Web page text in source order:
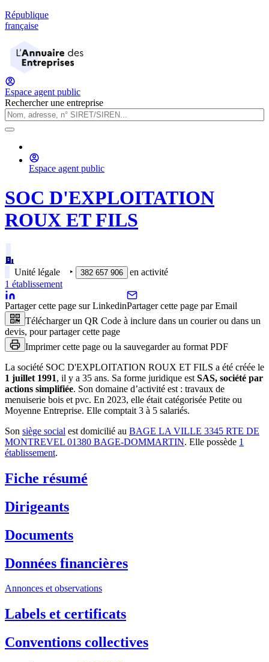
République
française
Espace agent public
Rechercher une entreprise
Espace agent public
SOC D'EXPLOITATION
ROUX ET FILS
Unité légale ‣ 382 657 906
en activité
1 établissement
Partager cette page sur LinkedinPartager cette page par Email
Télécharger un QR Code à inclure dans un courier ou dans un
devis, pour partager cette page
Imprimer cette page ou la sauvegarder au format PDF
La société SOC D'EXPLOITATION ROUX ET FILS a été créée le
1 juillet 1991, il y a 35 ans. Sa forme juridique est SAS, société par
actions simplifiée. Son domaine d’activité est : travaux de
menuiserie bois et pvc. En 2023, elle était catégorisée Petite ou
Moyenne Entreprise. Elle comptait 3 à 5 salariés.
Son siège social est domicilié au BAGE LA VILLE 3345 RTE DE
MONTREVEL 01380 BAGE-DOMMARTIN. Elle possède 1
établissement.
Fiche résumé
Dirigeants
Documents
Données financières
Annonces et observations
Labels et certificats
Conventions collectives